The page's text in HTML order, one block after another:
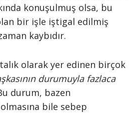
konuşulmuş olsa, bu
bir işle iştigal edilmiş
kaybıdır.
olarak yer edinen birçok
durumuyla fazlaca
durum, bazen
bile sebep